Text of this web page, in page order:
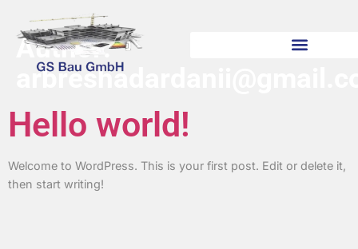
Author:
Hello world!
Welcome to WordPress. This is your first post. Edit or delete it,
then start writing!